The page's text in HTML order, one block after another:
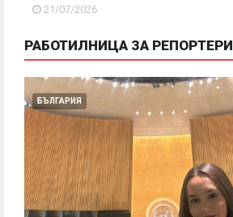
21/07/2026
РАБОТИЛНИЦА ЗА РЕПОРТЕРИ
БЪЛГАРИЯ